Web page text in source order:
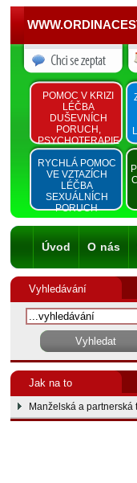
POMOC V KRIZI
LÉČBA
DUŠEVNÍCH
PORUCH,
PSYCHOTERAPIE
RYCHLÁ POMOC
VE VZTAZÍCH
LÉČBA
SEXUÁLNÍCH
PORUCH
Úvod O nás
Vyhledávání
Jak na to
Manželská a partnerská